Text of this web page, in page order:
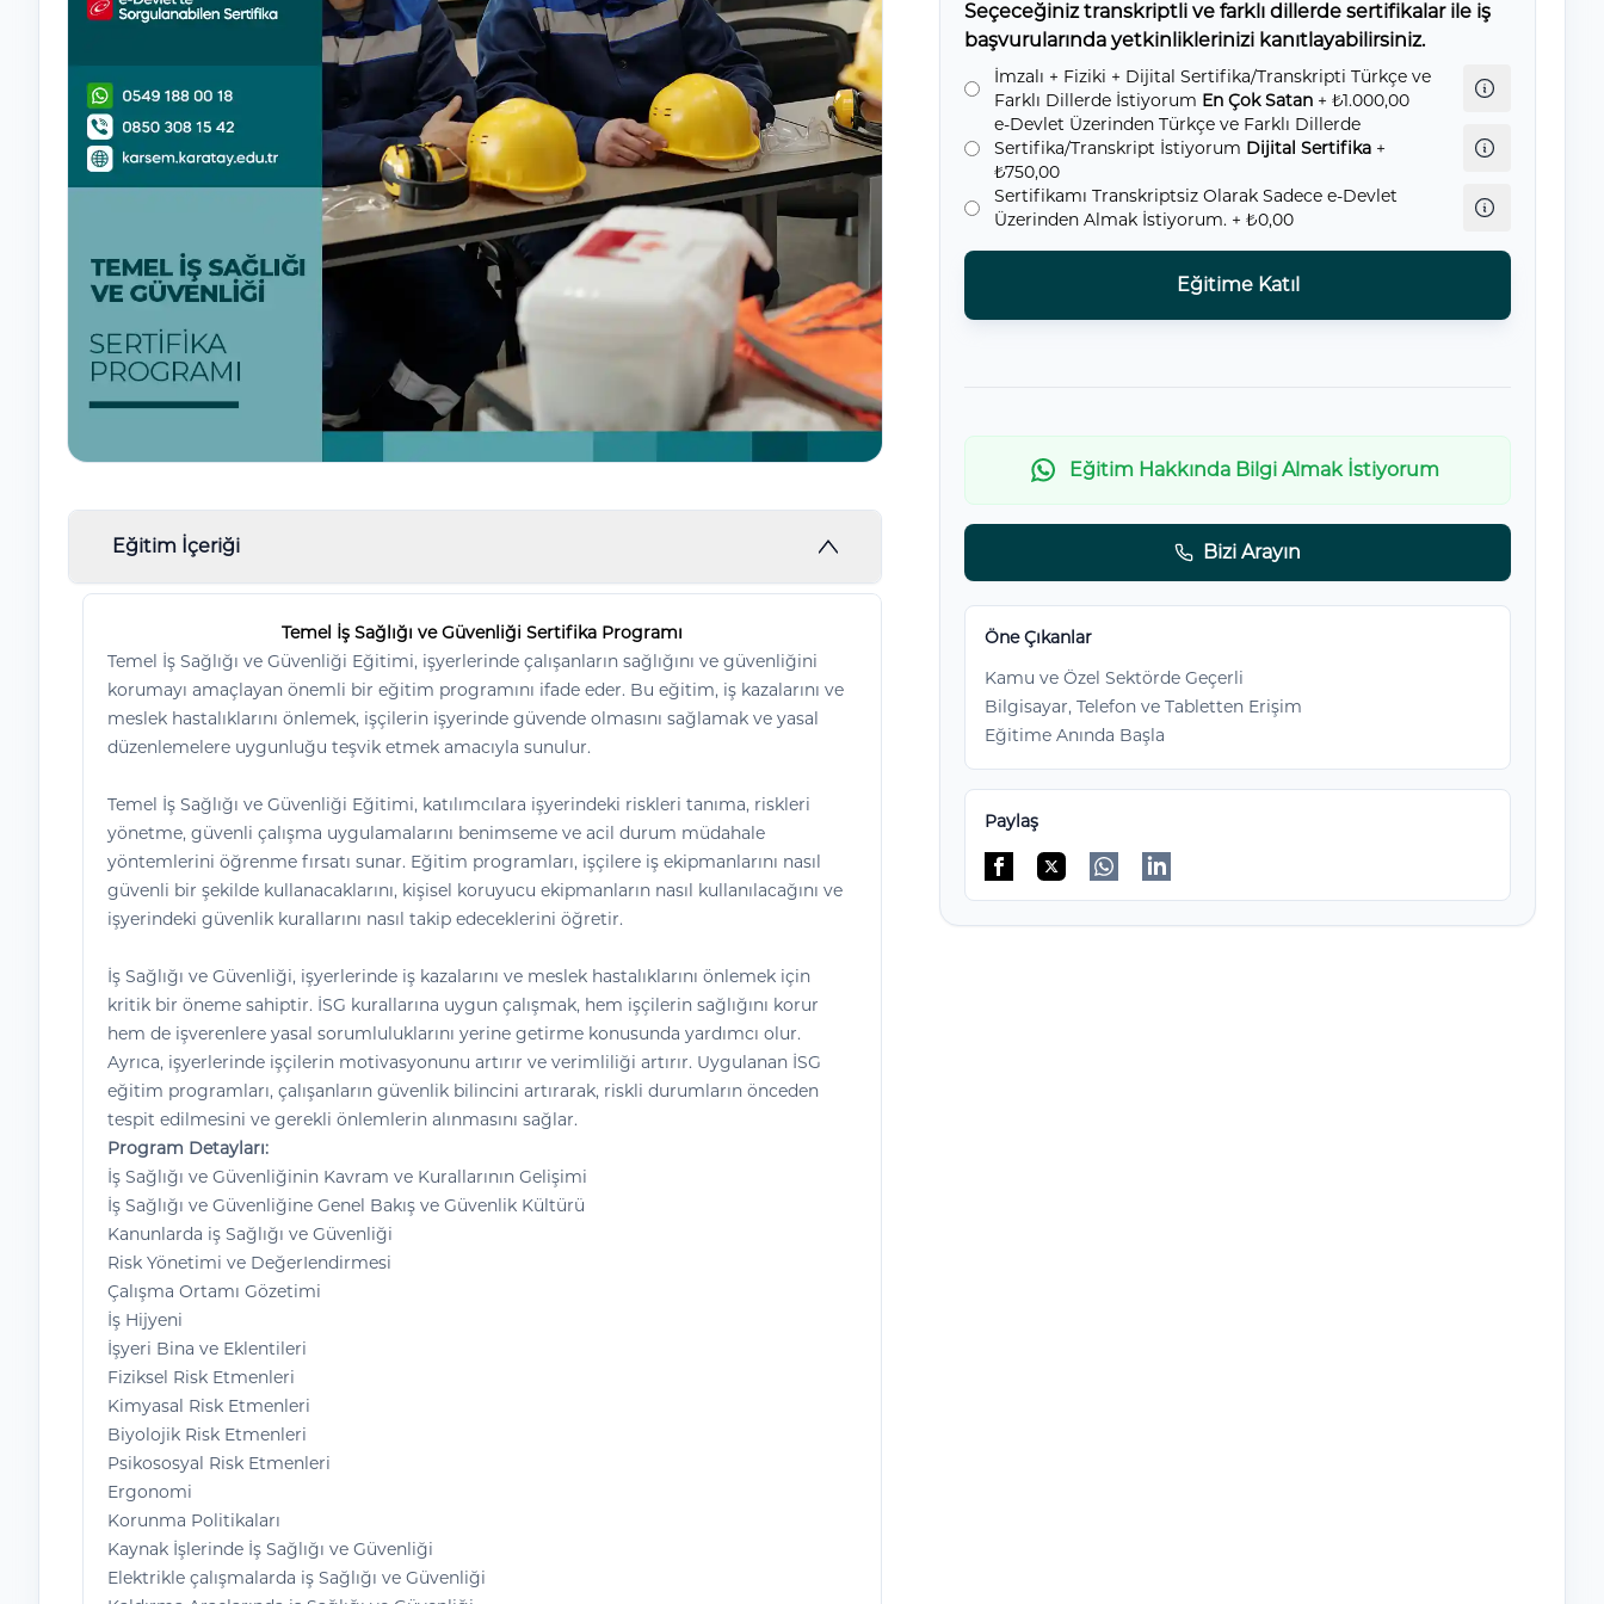
Seçeceğiniz transkriptli ve farklı dillerde sertifikalar ile iş
başvurularında yetkinliklerinizi kanıtlayabilirsiniz.
İmzalı + Fiziki + Dijital Sertifika/Transkripti Türkçe ve
Farklı Dillerde İstiyorum En Çok Satan + ₺1.000,00
e-Devlet Üzerinden Türkçe ve Farklı Dillerde
Sertifika/Transkript İstiyorum Dijital Sertifika +
₺750,00
Sertifikamı Transkriptsiz Olarak Sadece e-Devlet
Üzerinden Almak İstiyorum. + ₺0,00
Eğitime Katıl
Eğitim Hakkında Bilgi Almak İstiyorum
Bizi Arayın
Öne Çıkanlar
Kamu ve Özel Sektörde Geçerli
Bilgisayar, Telefon ve Tabletten Erişim
Eğitime Anında Başla
Paylaş
Facebook'da paylaş
Twitter'da paylaş
WhatsApp'da paylaş
Linkedin'de paylaş
Eğitim İçeriği
Temel İş Sağlığı ve Güvenliği Sertifika Programı
Temel İş Sağlığı ve Güvenliği Eğitimi, işyerlerinde çalışanların sağlığını ve güvenliğini
korumayı amaçlayan önemli bir eğitim programını ifade eder. Bu eğitim, iş kazalarını ve
meslek hastalıklarını önlemek, işçilerin işyerinde güvende olmasını sağlamak ve yasal
düzenlemelere uygunluğu teşvik etmek amacıyla sunulur.
Temel İş Sağlığı ve Güvenliği Eğitimi, katılımcılara işyerindeki riskleri tanıma, riskleri
yönetme, güvenli çalışma uygulamalarını benimseme ve acil durum müdahale
yöntemlerini öğrenme fırsatı sunar. Eğitim programları, işçilere iş ekipmanlarını nasıl
güvenli bir şekilde kullanacaklarını, kişisel koruyucu ekipmanların nasıl kullanılacağını ve
işyerindeki güvenlik kurallarını nasıl takip edeceklerini öğretir.
İş Sağlığı ve Güvenliği, işyerlerinde iş kazalarını ve meslek hastalıklarını önlemek için
kritik bir öneme sahiptir. İSG kurallarına uygun çalışmak, hem işçilerin sağlığını korur
hem de işverenlere yasal sorumluluklarını yerine getirme konusunda yardımcı olur.
Ayrıca, işyerlerinde işçilerin motivasyonunu artırır ve verimliliği artırır. Uygulanan İSG
eğitim programları, çalışanların güvenlik bilincini artırarak, riskli durumların önceden
tespit edilmesini ve gerekli önlemlerin alınmasını sağlar.
Program Detayları:
İş Sağlığı ve Güvenliğinin Kavram ve Kurallarının Gelişimi
İş Sağlığı ve Güvenliğine Genel Bakış ve Güvenlik Kültürü
Kanunlarda iş Sağlığı ve Güvenliği
Risk Yönetimi ve DeğerIendirmesi
Çalışma Ortamı Gözetimi
İş Hijyeni
İşyeri Bina ve Eklentileri
Fiziksel Risk Etmenleri
Kimyasal Risk Etmenleri
Biyolojik Risk Etmenleri
Psikososyal Risk Etmenleri
Ergonomi
Korunma Politikaları
Kaynak İşlerinde İş Sağlığı ve Güvenliği
Elektrikle çalışmalarda iş Sağlığı ve Güvenliği